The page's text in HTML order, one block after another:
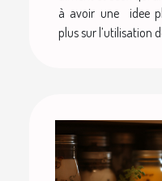
à avoir une idee
plus sur l’utilisation